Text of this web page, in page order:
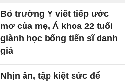
Bỏ trường Y viết tiếp ước
mơ của mẹ, Á khoa 22 tuổi
giành học bổng tiến sĩ danh
giá
Nhịn ăn, tập kiệt sức để